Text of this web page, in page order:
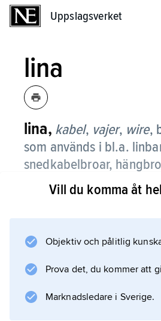
Uppslagsverket
lina
lina, kabel, vajer, wire,
som används i bl.a.
snedkabelbroar,
och för stagning av
lindas till s.k. kardeler som i
hängbrokabel, som skall
stora krafter, sammansätts
antal sådana linor. Kablarna
Vill du komma åt
Objektiv och pålitlig
Prova det, du kommer att
Marknadsledare i Sverige.